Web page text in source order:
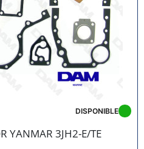
YANMAR 3JH2-E/TE
DISPONIBLE